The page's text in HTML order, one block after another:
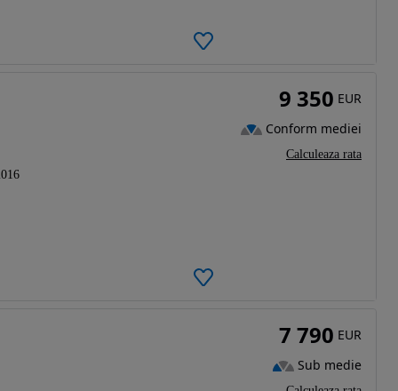
9 350 EUR
Conform mediei
Calculeaza rata
7 790 EUR
Sub medie